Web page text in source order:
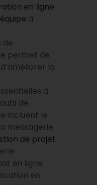
en ligne
à
de
permet de
la
à
de
incluent le
messagerie
de projet
en ligne
en